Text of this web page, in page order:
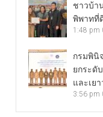
ชาวบ้า
พิพาทที่
1:48 pm
กรมพินิ
ยกระดั
และเย
3:56 pm